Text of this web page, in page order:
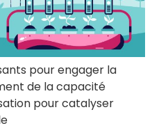
pour engager la
de la capacité
pour catalyser